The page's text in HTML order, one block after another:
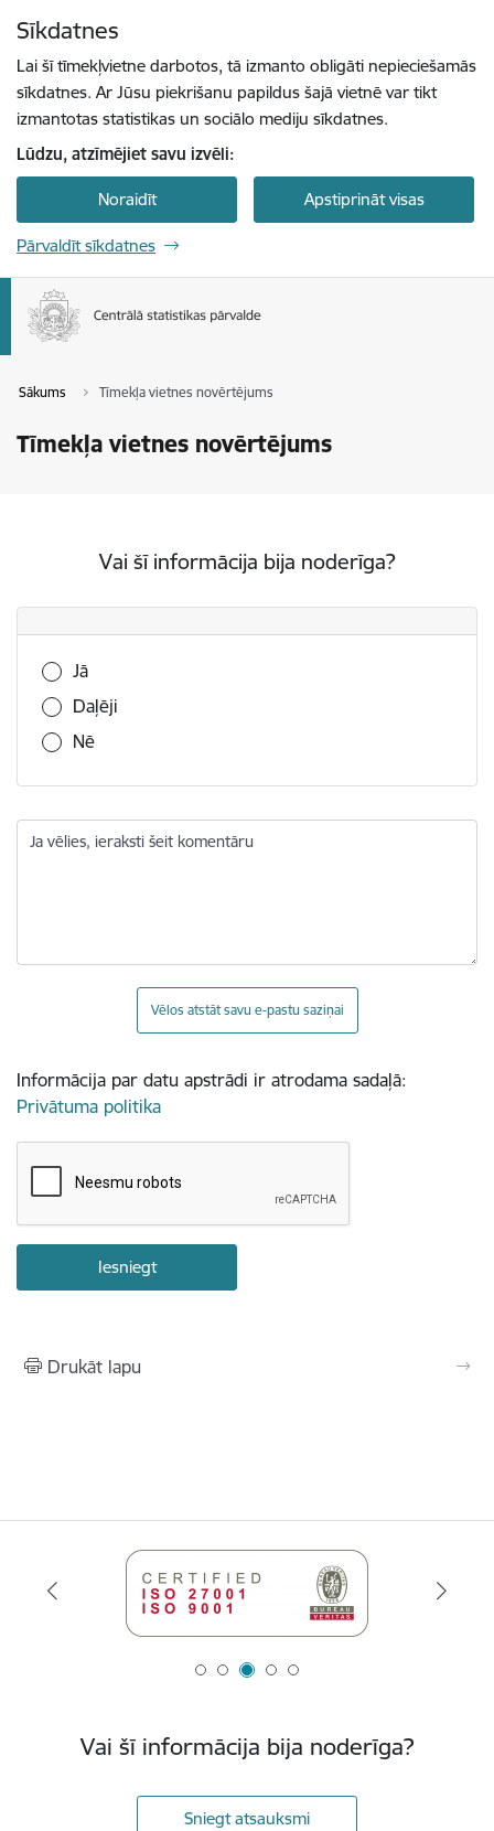
Sīkdatnes
Lai šī tīmekļvietne darbotos, tā izmanto obligāti nepieciešamās
sīkdatnes. Ar Jūsu piekrišanu papildus šajā vietnē var tikt
izmantotas statistikas un sociālo mediju sīkdatnes.
Lūdzu, atzīmējiet savu izvēli:
Noraidīt Apstiprināt visas
Pārvaldīt sīkdatnes
Sākums Tīmekļa vietnes novērtējums
Tīmekļa vietnes novērtējums
Vai šī informācija bija noderīga?
Vai šī informācija bija noderīga?
Jā
Daļēji
Nē
Ja vēlies, ieraksti šeit komentāru
Vēlos atstāt savu e-pastu saziņai
Informācija par datu apstrādi ir atrodama sadaļā:
Privātuma politika
Drukāt lapu
Vai šī informācija bija noderīga?
Sniegt atsauksmi